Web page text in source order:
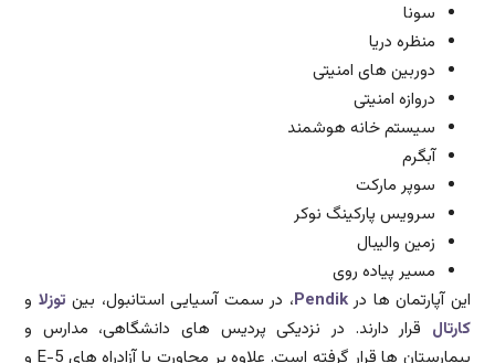
سونا
منظره دریا
دوربین های امنیتی
دروازه امنیتی
سیستم خانه هوشمند
آبگرم
سوپر مارکت
سرویس پارکینگ نوکر
زمین والیبال
مسیر پیاده روی
این آپارتمان ها درPendik، در سمت آسیایی استانبول، بین توزلا و
کارتال قرار دارند. در نزدیکی پردیس های دانشگاهی، مدارس و